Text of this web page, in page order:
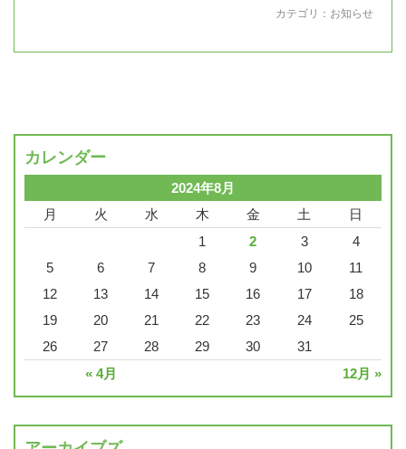
カテゴリ： お知らせ
カレンダー
2024年8月
月
火 水 木 金 土 日
« 4月 12月 »
1 2 3
4
5
6 7 8 9 10
11
12
13 14 15 16 17
18
19
20 21 22 23 24
25
26
27 28 29 30 31